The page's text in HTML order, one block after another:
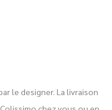
le designer. La livraison